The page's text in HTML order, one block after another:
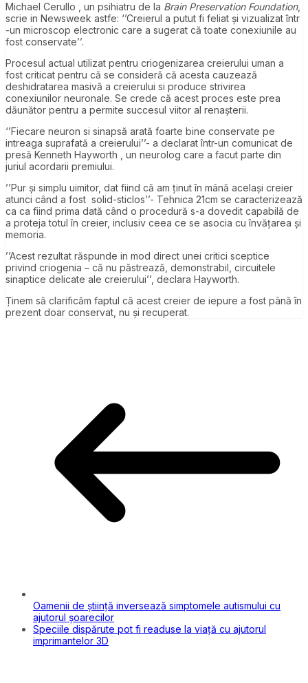
Michael Cerullo , un psihiatru de la Brain Preservation Foundation,
scrie in Newsweek astfe: ‘’Creierul a putut fi feliat și vizualizat într
-un microscop electronic care a sugerat că toate conexiunile au
fost conservate’’.
Procesul actual utilizat pentru criogenizarea creierului uman a
fost criticat pentru că se consideră că acesta cauzează
deshidratarea masivă a creierului si produce strivirea
conexiunilor neuronale. Se crede că acest proces este prea
dăunător pentru a permite succesul viitor al renașterii.
‘’Fiecare neuron si sinapsă arată foarte bine conservate pe
intreaga suprafată a creierului’’- a declarat într-un comunicat de
presă Kenneth Hayworth , un neurolog care a facut parte din
juriul acordarii premiului.
’’Pur și simplu uimitor, dat fiind că am ținut în mână același creier
atunci când a fost solid-sticlos’’- Tehnica 21cm se caracterizează
ca ca fiind prima dată când o procedură s-a dovedit capabilă de
a proteja totul în creier, inclusiv ceea ce se asocia cu învățarea și
memoria.
’’Acest rezultat răspunde in mod direct unei critici sceptice
privind criogenia – că nu păstrează, demonstrabil, circuitele
sinaptice delicate ale creierului’’, declara Hayworth.
Ținem să clarificăm faptul că acest creier de iepure a fost până în
prezent doar conservat, nu și recuperat.
Oamenii de știință inversează simptomele autismului cu
ajutorul șoarecilor
Speciile dispărute pot fi readuse la viață cu ajutorul
imprimantelor 3D